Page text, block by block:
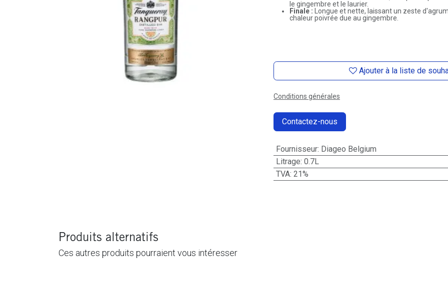
le gingembre et le laurier.
Finale : Longue et nette, laissant un zeste
chaleur poivrée due au gingembre.
Ajouter à la liste de
Conditions générales
Contactez-nous
Fournisseur: Diageo Belgium
Litrage: 0.7L
TVA: 21%
Produits alternatifs
Ces autres produits pourraient vous intéresser